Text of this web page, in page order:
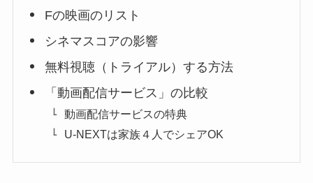
Fの映画のリスト
シネマスコアの影響
無料視聴（トライアル）する方法
「動画配信サービス」の比較
動画配信サービスの特典
U-NEXTは家族４人でシェアOK